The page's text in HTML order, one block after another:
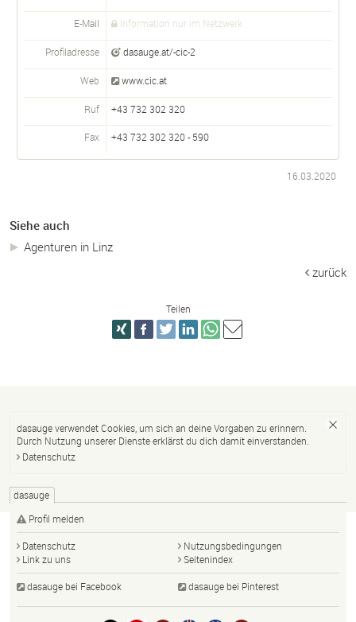
E-Mail Information nur im Netzwerk
Profiladresse dasauge.at/-cic-2
Web www.cic.at
Ruf +43 732 302 320
Fax +43 732 302 320 - 590
16.03.2020
Siehe auch
Agenturen in Linz
zurück
Teilen
dasauge verwendet Cookies, um sich an deine Vorgaben zu erinnern.
Durch Nutzung unserer Dienste erklärst du dich damit einverstanden.
Datenschutz
dasauge
Profil melden
Datenschutz
Nutzungsbedingungen
Link zu uns
Seitenindex
dasauge bei Facebook dasauge bei Pinterest